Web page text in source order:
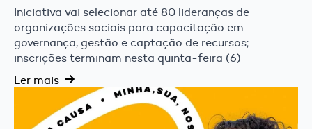
Iniciativa vai selecionar até 80 lideranças de
organizações sociais para capacitação em
governança, gestão e captação de recursos;
inscrições terminam nesta quinta-feira (6)
Ler mais